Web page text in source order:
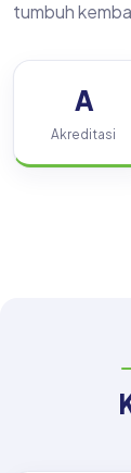
tumbuh
A
Akreditasi